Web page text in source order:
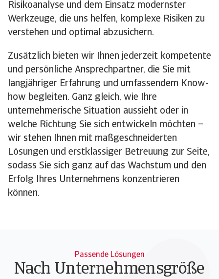
Risikoanalyse und dem Einsatz modernster
Werkzeuge, die uns helfen, komplexe Risiken zu
verstehen und optimal abzusichern.
Zusätzlich bieten wir Ihnen jederzeit kompetente
und persönliche Ansprechpartner, die Sie mit
langjähriger Erfahrung und umfassendem Know-
how begleiten. Ganz gleich, wie Ihre
unternehmerische Situation aussieht oder in
welche Richtung Sie sich entwickeln möchten –
wir stehen Ihnen mit maßgeschneiderten
Lösungen und erstklassiger Betreuung zur Seite,
sodass Sie sich ganz auf das Wachstum und den
Erfolg Ihres Unternehmens konzentrieren
können.
Passende Lösungen
Nach Unternehmensgröße